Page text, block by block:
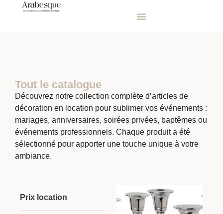
Tout le catalogue
Découvrez notre collection complète d’articles de
décoration en location pour sublimer vos événements :
mariages, anniversaires, soirées privées, baptêmes ou
événements professionnels. Chaque produit a été
sélectionné pour apporter une touche unique à votre
ambiance.
Prix location